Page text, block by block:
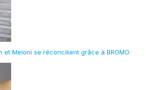
Meloni se réconcilient grâce à BROMO